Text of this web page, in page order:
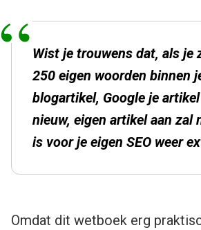
Wist je trouwens dat, als je
250 eigen woorden binnen
blogartikel, Google je
nieuw, eigen artikel aan zal
is voor je eigen SEO weer
Omdat dit wetboek erg